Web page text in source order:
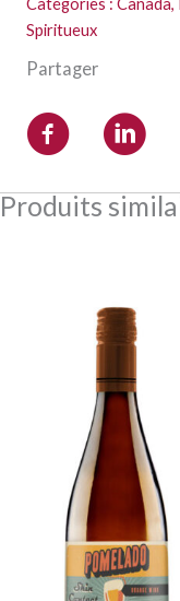
Spiritueux
Partager
Produits